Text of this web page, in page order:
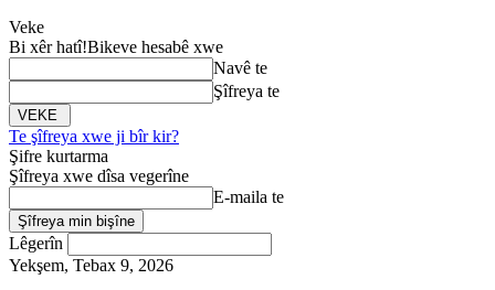
Veke
Bi xêr hatî!Bikeve hesabê xwe
Navê te
Şîfreya te
Te şîfreya xwe ji bîr kir?
Şifre kurtarma
Şîfreya xwe dîsa vegerîne
E-maila te
Lêgerîn
Yekşem, Tebax 9, 2026